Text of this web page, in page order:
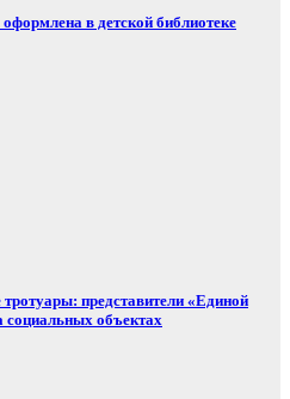
в детской библиотеке
представители «Единой
социальных объектах